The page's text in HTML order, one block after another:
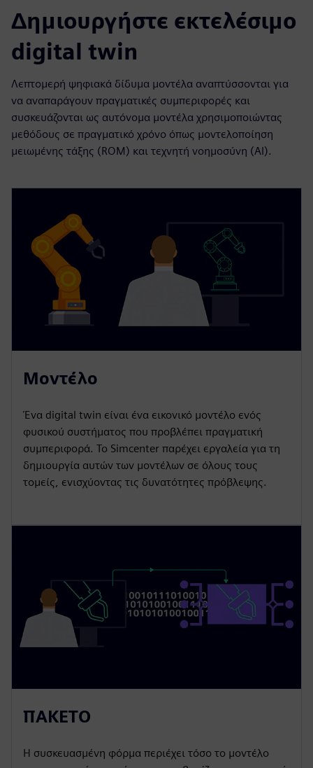
Δημιουργήστε εκτελέσιμο
digital twin
Λεπτομερή ψηφιακά δίδυμα μοντέλα αναπτύσσονται για
να αναπαράγουν πραγματικές συμπεριφορές και
συσκευάζονται ως αυτόνομα μοντέλα χρησιμοποιώντας
μεθόδους σε πραγματικό χρόνο όπως μοντελοποίηση
μειωμένης τάξης (ROM) και τεχνητή νοημοσύνη (AI).
Μοντέλο
Ένα digital twin είναι ένα εικονικό μοντέλο ενός
φυσικού συστήματος που προβλέπει πραγματική
συμπεριφορά. Το Simcenter παρέχει εργαλεία για τη
δημιουργία αυτών των μοντέλων σε όλους τους
τομείς, ενισχύοντας τις δυνατότητες πρόβλεψης.
ΠΑΚΕΤΟ
Η συσκευασμένη φόρμα περιέχει τόσο το μοντέλο